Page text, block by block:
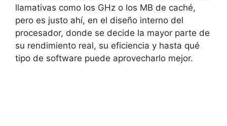
llamativas como los GHz o los MB de caché,
pero es justo ahí, en el diseño interno del
procesador, donde se decide la mayor parte de
su rendimiento real, su eficiencia y hasta qué
tipo de software puede aprovecharlo mejor.